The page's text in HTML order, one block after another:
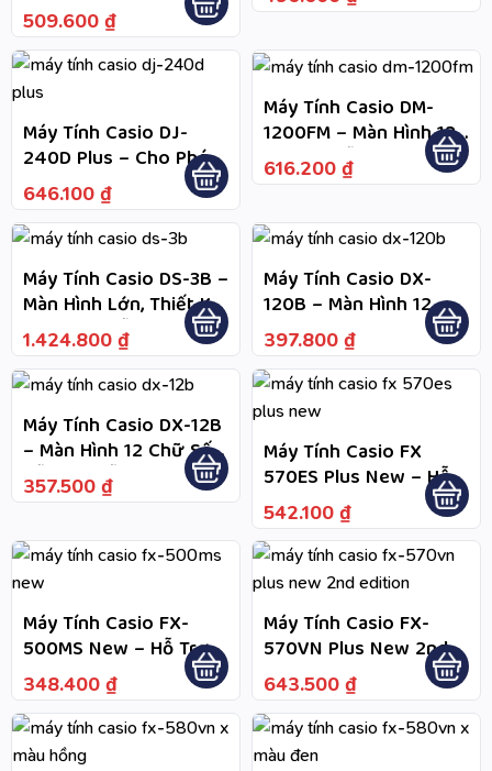
Hình 12 Chữ Số Lớn, Dễ
Quan Sát Dữ Liệu Khi
Tính Toán, Bảo Hành 2
Năm Theo Chính Sách
Sản Phẩm
509.600 ₫ Màn Hình Lớn Rõ Số,
Lệnh Hàm Khi Tính
Máy Tính Casio DJ-
240D Plus – Cho Phép
Chèn Hoặc Xóa Bước
Trong Bộ Nhớ Tính
Toán, Bảo Hành Theo
Chính Sách Sản Phẩm
646.100 ₫
Máy Tính Casio DM-
1200FM – Màn Hình 12
Chữ Số Dễ Quan Sát,
Thiết Kế Để Bàn Chắc
Mặt Trời Và Pin
616.200 ₫
Máy Tính Casio DS-3B –
Màn Hình Lớn, Thiết Kế
Bền Đẹp, Dễ Đọc Số,
Phím Êm, Nguồn Hai
Chiều
1.424.800 ₫
Máy Tính Casio DX-
120B – Màn Hình 12
Chữ Số Cực Lớn, Dễ
Quan Sát Dữ Liệu,
Nguồn Kép Năng
Lượng Mặt Trời Và Pin,
Tiện Dùng Lâu Dài
397.800 ₫
Máy Tính Casio DX-12B
– Màn Hình 12 Chữ Số
Dễ Đọc, Hỗ Trợ Tính
Phần Trăm, Phím Bấm
357.500 ₫
Máy Tính Casio FX
570ES Plus New – Hỗ
Trợ 417 Tính Năng Tính
Toán Phục Vụ Học Tập,
Bảo Hành 7 Năm, 1 Đổi
1 Theo Thông Tin Sản
Phẩm
542.100 ₫
Máy Tính Casio FX-
500MS New – Hỗ Trợ
244 Tính Năng Tính
Toán Phục Vụ Học Tập,
Bảo Hành Theo Chính
Sách Hãng
348.400 ₫
Máy Tính Casio FX-
570VN Plus New 2nd
Edition
643.500 ₫